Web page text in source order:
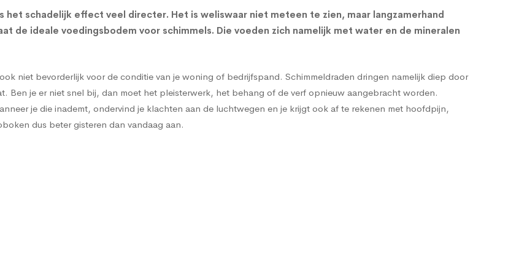
het schadelijk effect veel directer. Het is weliswaar niet meteen te zien, maar langzamerhand
de ideale voedingsbodem voor schimmels. Die voeden zich namelijk met water en de mineralen
niet bevorderlijk voor de conditie van je woning of bedrijfspand. Schimmeldraden dringen namelijk diep door
Ben je er niet snel bij, dan moet het pleisterwerk, het behang of de verf opnieuw aangebracht worden.
je die inademt, ondervind je klachten aan de luchtwegen en je krijgt ook af te rekenen met hoofdpijn,
dus beter gisteren dan vandaag aan.